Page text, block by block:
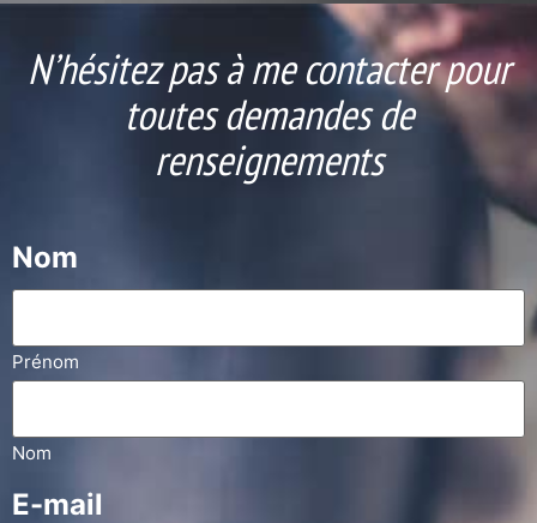
N’hésitez pas à me contacter pour
toutes demandes de
renseignements
Nom
Prénom
Nom
E-mail